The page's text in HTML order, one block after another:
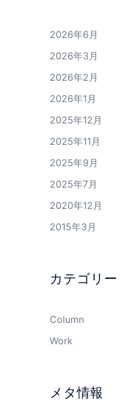
2026年6月
2026年3月
2026年2月
2026年1月
2025年12月
2025年11月
2025年9月
2025年7月
2020年12月
2015年3月
カテゴリー
Column
Work
メタ情報